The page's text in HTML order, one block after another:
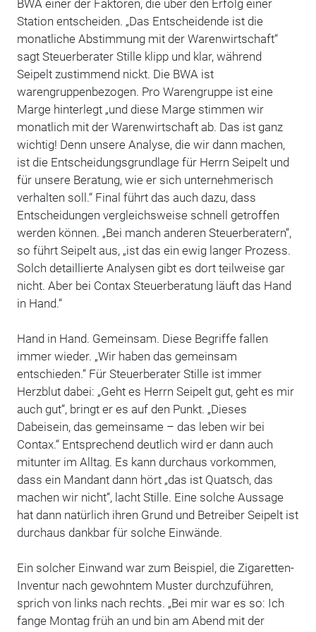
BWA einer der Faktoren, die über den Erfolg einer
Station entscheiden. „Das Entscheidende ist die
monatliche Abstimmung mit der Warenwirtschaft“
sagt Steuerberater Stille klipp und klar, während
Seipelt zustimmend nickt. Die BWA ist
warengruppenbezogen. Pro Warengruppe ist eine
Marge hinterlegt „und diese Marge stimmen wir
monatlich mit der Warenwirtschaft ab. Das ist ganz
wichtig! Denn unsere Analyse, die wir dann machen,
ist die Entscheidungsgrundlage für Herrn Seipelt und
für unsere Beratung, wie er sich unternehmerisch
verhalten soll.“ Final führt das auch dazu, dass
Entscheidungen vergleichsweise schnell getroffen
werden können. „Bei manch anderen Steuerberatern“,
so führt Seipelt aus, „ist das ein ewig langer Prozess.
Solch detaillierte Analysen gibt es dort teilweise gar
nicht. Aber bei Contax Steuerberatung läuft das Hand
in Hand.“
Hand in Hand. Gemeinsam. Diese Begriffe fallen
immer wieder. „Wir haben das gemeinsam
entschieden.“ Für Steuerberater Stille ist immer
Herzblut dabei: „Geht es Herrn Seipelt gut, geht es mir
auch gut“, bringt er es auf den Punkt. „Dieses
Dabeisein, das gemeinsame – das leben wir bei
Contax.“ Entsprechend deutlich wird er dann auch
mitunter im Alltag. Es kann durchaus vorkommen,
dass ein Mandant dann hört „das ist Quatsch, das
machen wir nicht“, lacht Stille. Eine solche Aussage
hat dann natürlich ihren Grund und Betreiber Seipelt ist
durchaus dankbar für solche Einwände.
Ein solcher Einwand war zum Beispiel, die Zigaretten-
Inventur nach gewohntem Muster durchzuführen,
sprich von links nach rechts. „Bei mir war es so: Ich
fange Montag früh an und bin am Abend mit der